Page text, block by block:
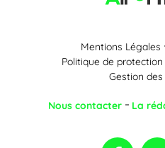
Mentions Légales
Politique de
Gestion
Nous contacter La